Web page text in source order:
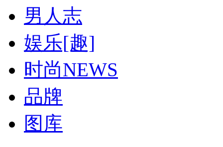
男人志
娱乐[趣]
时尚NEWS
品牌
图库